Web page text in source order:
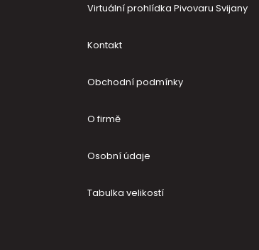
Virtuální prohlídka Pivovaru Svijany
Kontakt
Obchodní podmínky
O firmě
Osobní údaje
Tabulka velikostí